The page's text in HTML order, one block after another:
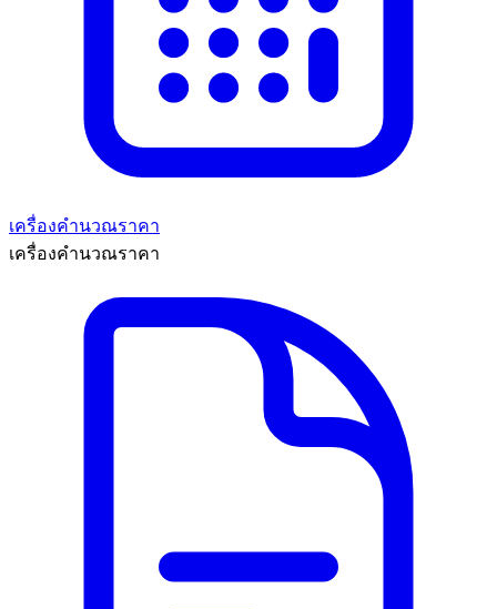
เครื่องคำนวณราคา
เครื่องคำนวณราคา